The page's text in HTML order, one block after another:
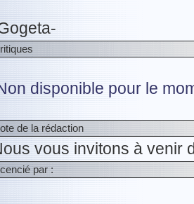
disponible pour le
de la rédaction
vous invitons à venir
par :